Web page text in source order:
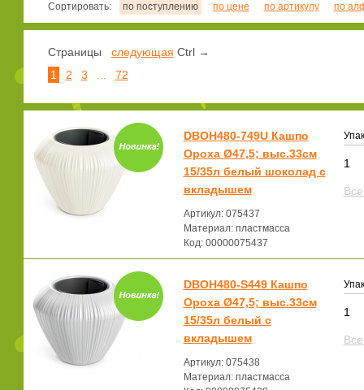
Сортировать: по поступлению по цене по артикулу по
Страницы следующая Ctrl →
1
2 3 72
DBOH480-749U Кашпо
Ороха Ø47,5; выс.33см
15/35л белый шоколад с
вкладышем
Артикул: 075437
Материал: пластмасса
Код: 00000075437
1
DBOH480-S449 Кашпо
Ороха Ø47,5; выс.33см
15/35л белый с
вкладышем
Артикул: 075438
Материал: пластмасса
1